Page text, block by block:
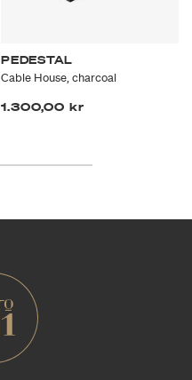
PEDESTAL
Cable House, charcoal
1.300,00 kr